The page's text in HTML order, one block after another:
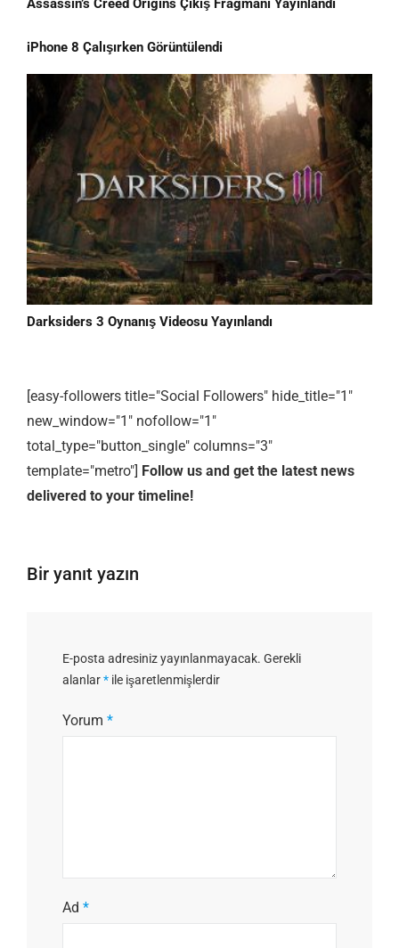
Assassin’s Creed Origins Çıkış Fragmanı Yayınlandı
iPhone 8 Çalışırken Görüntülendi
Darksiders 3 Oynanış Videosu Yayınlandı
[easy-followers title="Social Followers" hide_title="1"
new_window="1" nofollow="1"
total_type="button_single" columns="3"
template="metro"] Follow us and get the latest news
delivered to your timeline!
Bir yanıt yazın
E-posta adresiniz yayınlanmayacak. Gerekli
alanlar* ile işaretlenmişlerdir
Yorum *
Ad *